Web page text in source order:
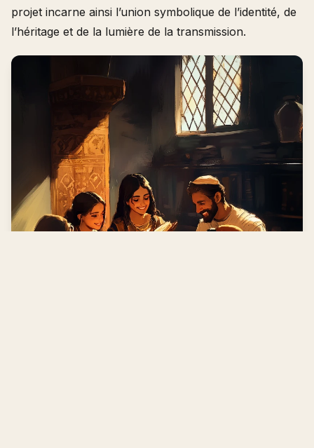
projet incarne ainsi l’union symbolique de l’identité, de
l’héritage et de la lumière de la transmission.